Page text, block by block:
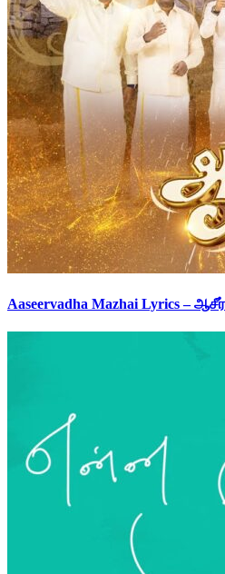
Aaseervadha Mazhai Lyrics –